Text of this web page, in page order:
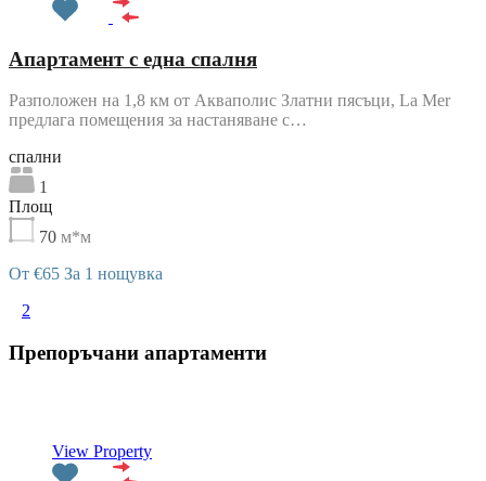
Апартамент с една спалня
Разположен на 1,8 км от Акваполис Златни пясъци, La Mer
предлага помещения за настаняване с…
cпални
1
Площ
70 м*м
От €65 За 1 нощувка
2
Препоръчани апартаменти
View Property